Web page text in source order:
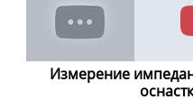
Измерение